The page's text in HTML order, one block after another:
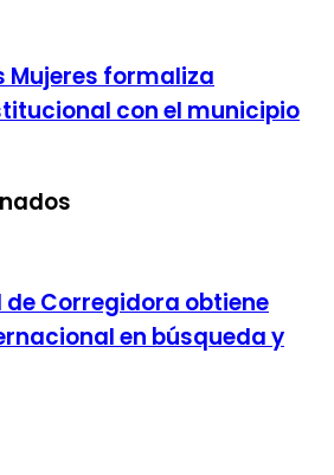
Mujeres formaliza
con el municipio
Corregidora obtiene
en búsqueda y